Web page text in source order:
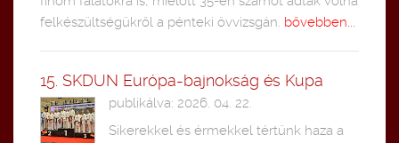
felkészültségükről a pénteki övvizsgán. bővebben...
15. SKDUN Európa-bajnokság és Kupa
publikálva: 2026. 04. 22.
Sikerekkel és érmekkel tértünk haza a